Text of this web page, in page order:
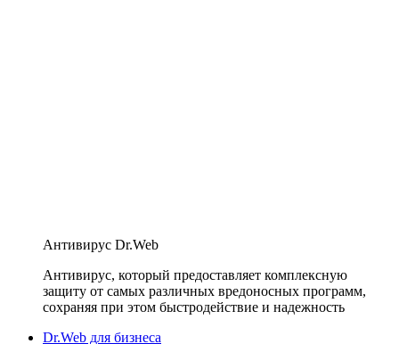
Антивирус Dr.Web
Антивирус, который предоставляет комплексную
защиту от самых различных вредоносных программ,
сохраняя при этом быстродействие и надежность
Dr.Web для бизнеса